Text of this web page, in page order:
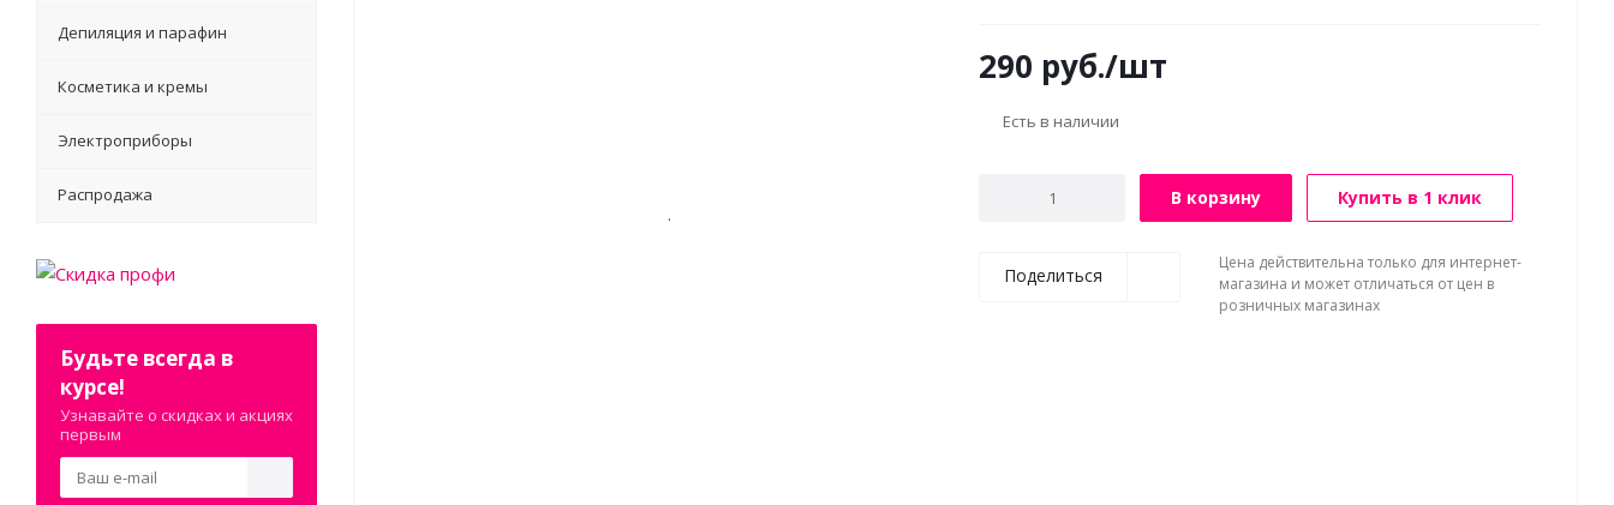
290 руб./шт
Есть в наличии
В корзину Купить в 1 клик
Поделиться
Цена действительна только для интернет-
магазина и может отличаться от цен в
розничных магазинах
Депиляция и парафин
Косметика и кремы
Электроприборы
Распродажа
Будьте всегда в
курсе!
Узнавайте о скидках и акциях
первым